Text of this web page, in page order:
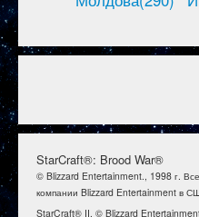
StarCraft®: Brood War®
© Blizzard Entertainment., 1998 г.
компании Blizzard Entertainment в
StarCraft® II. © Blizzard